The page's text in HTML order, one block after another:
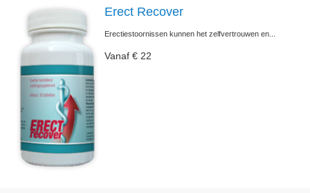
Erect Recover
Erectiestoornissen kunnen het zelfvertrouwen en...
Vanaf € 22